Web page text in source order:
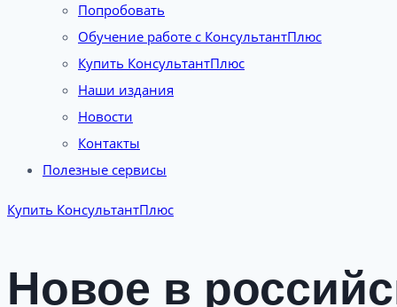
Попробовать
Обучение работе с КонсультантПлюс
Купить КонсультантПлюс
Наши издания
Новости
Контакты
Полезные сервисы
Купить КонсультантПлюс
Новое в